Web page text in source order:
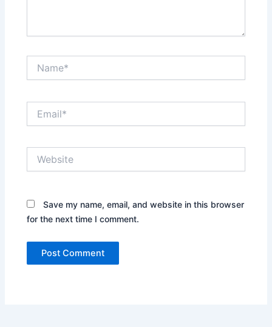
Save my name, email, and website in this browser
for the next time I comment.